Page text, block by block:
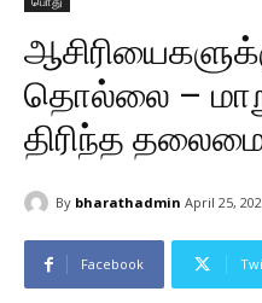
தொல்லை –
திரிந்த
By bharathadmin April 25,
Facebook